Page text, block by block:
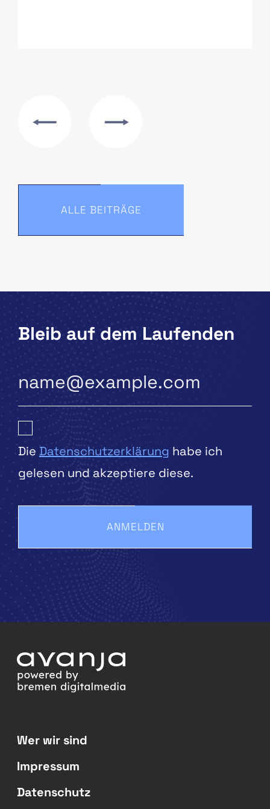
ALLE BEITRÄGE
Bleib auf dem Laufenden
Die Datenschutzerklärung habe ich
gelesen und akzeptiere diese.
ANMELDEN
Wer wir sind
Impressum
Datenschutz